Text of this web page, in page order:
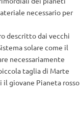
necessario per
descritto dai vecchi
solare come il
necessariamente
taglia di Marte
il giovane Pianeta rosso